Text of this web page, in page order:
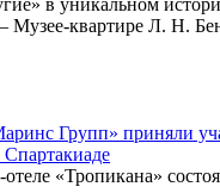
Музее-квартире Л. Н.
Групп» приняли
«Тропикана»